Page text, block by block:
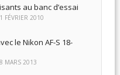
au banc d’essai
FÉVRIER 2010
le Nikon AF-S 18-
MARS 2013